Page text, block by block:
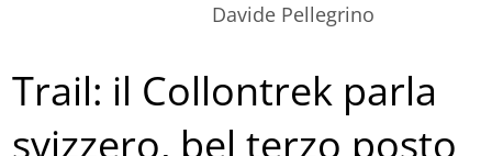
Davide Pellegrino
Trail: il Collontrek parla
svizzero, bel terzo posto